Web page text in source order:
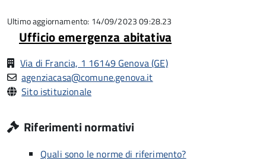
5
Ultimo aggiornamento: 14/09/2023 09:28.23
Ufficio emergenza abitativa
Via di Francia, 1 16149 Genova (GE)
agenziacasa@comune.genova.it
Sito istituzionale
Riferimenti normativi
Quali sono le norme di riferimento?